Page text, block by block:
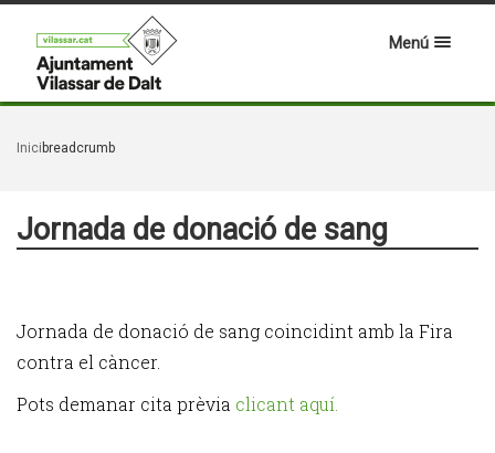
Menú
Inici breadcrumb
Jornada de donació de sang
Jornada de donació de sang coincidint amb la Fira
contra el càncer.
Pots demanar cita prèvia clicant aquí.